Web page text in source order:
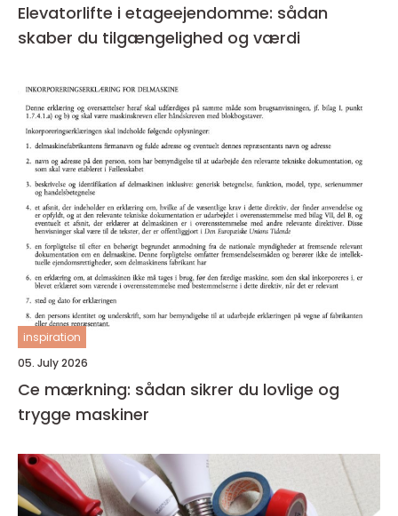
Elevatorlifte i etageejendomme: sådan
skaber du tilgængelighed og værdi
inspiration
05. July 2026
Ce mærkning: sådan sikrer du lovlige og
trygge maskiner